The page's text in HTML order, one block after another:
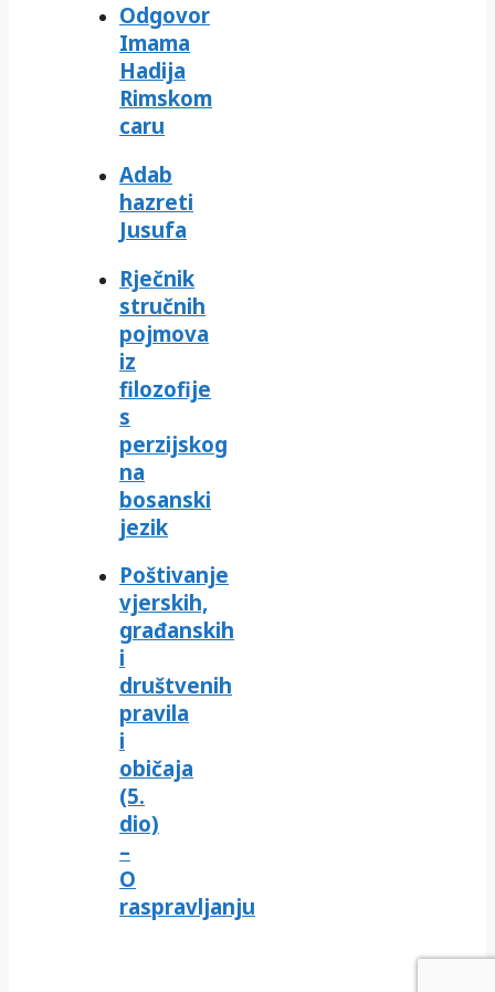
Odgovor
Imama
Hadija
Rimskom
caru
Adab
hazreti
Jusufa
Rječnik
stručnih
pojmova
iz
filozofije
s
perzijskog
na
bosanski
jezik
Poštivanje
vjerskih,
građanskih
i
društvenih
pravila
i
običaja
(5.
dio)
–
O
raspravljanju